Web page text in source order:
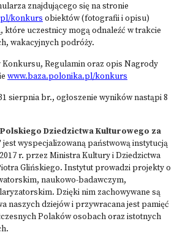
znajdującego się na stronie
konkurs obiektów (fotografii i opisu)
które uczestnicy mogą odnaleźć w trakcie
wakacyjnych podróży.
Konkursu, Regulamin oraz opis Nagrody
www.baza.polonika.pl/konkurs
sierpnia br., ogłoszenie wyników nastąpi 8
Dziedzictwa Kulturowego za
jest wyspecjalizowaną państwową instytucją
r. przez Ministra Kultury i Dziedzictwa
Glińskiego. Instytut prowadzi projekty o
naukowo-badawczym,
Dzięki nim zachowywane są
naszych dziejów i przywracana jest pamięć
Polaków osobach oraz istotnych